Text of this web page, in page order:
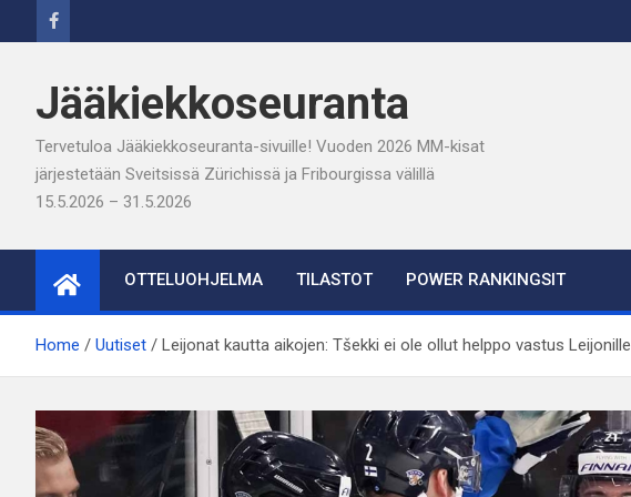
to
Jääkiekkoseuranta
Tervetuloa Jääkiekkoseuranta-sivuille! Vuoden 2026 MM-kisat
järjestetään Sveitsissä Zürichissä ja Fribourgissa välillä
15.5.2026 – 31.5.2026
OTTELUOHJELMA TILASTOT POWER RANKINGSIT
Home Uutiset Leijonat kautta aikojen: Tšekki ei ole ollut helppo vastus Leijonille